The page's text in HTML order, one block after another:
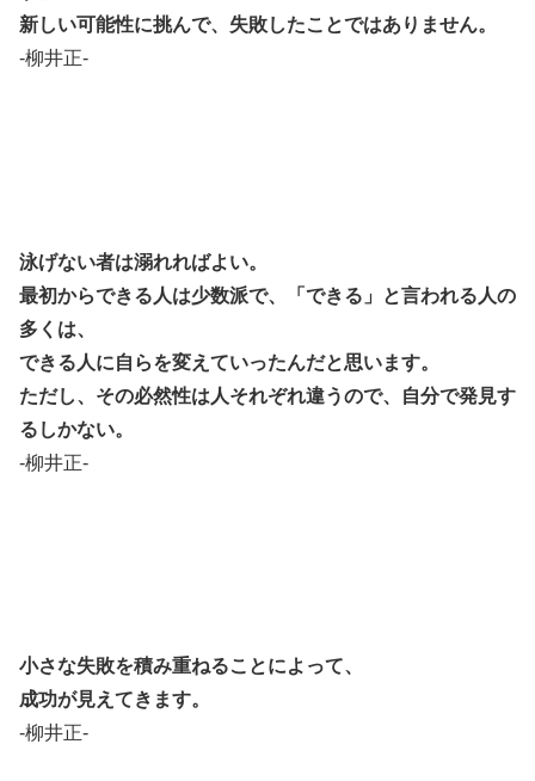
新しい可能性に挑んで、失敗したことではありません。
-柳井正-
泳げない者は溺れればよい。
最初からできる人は少数派で、「できる」と言われる人の
多くは、
できる人に自らを変えていったんだと思います。
ただし、その必然性は人それぞれ違うので、自分で発見す
るしかない。
-柳井正-
小さな失敗を積み重ねることによって、
成功が見えてきます。
-柳井正-